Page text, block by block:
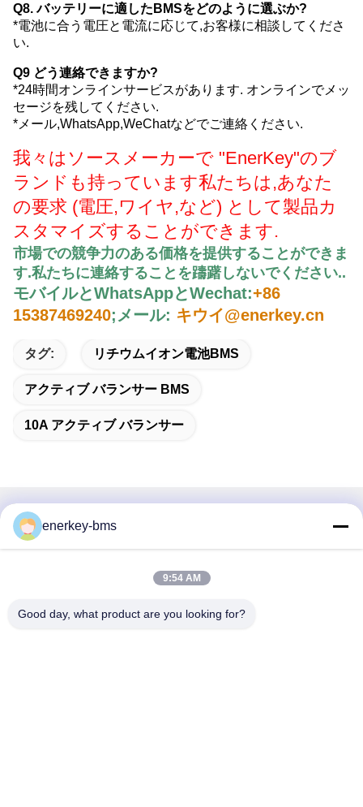
Q8. バッテリーに適したBMSをどのように選ぶか?
*電池に合う電圧と電流に応じて,お客様に相談してくださ
い.
Q9 どう連絡できますか?
*24時間オンラインサービスがあります. オンラインでメッ
セージを残してください.
*メール,WhatsApp,WeChatなどでご連絡ください.
我々はソースメーカーで "EnerKey"のブ
ランドも持っています私たちは,あなた
の要求 (電圧,ワイヤ,など) として製品カ
スタマイズすることができます.
市場での競争力のある価格を提供することができま
す.私たちに連絡することを躊躇しないでください..
モバイルとWhatsAppとWechat:+86
15387469240; メール: キウイ@enerkey.cn
タグ: リチウムイオン電池BMS
アクティブ バランサー BMS
10A アクティブ バランサー
迅速な連絡
エリアA,9階,ビルG,グアンチェン低炭素産業公園,シャングク
国,518106
enerkey-bms
9:54 AM
Good day, what product are you looking for?